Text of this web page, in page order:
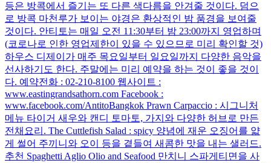
등은 방콕에서 즐기는 또 다른 색다름을 안겨줄 것이다. 덤으
로 방콕 마천루가 보이는 야경은 환상적인 밤 품경을 보여줄
것이다. 안티토는 매일 오전 11:30부터 밤 23:00까지 영업하며
(코로나로 인한 영업제한이 있을 수 있으므로 미리 확인할 것)
하우스 디제이가 매주 목요일부터 일요일까지 다양한 음악을
선사하기도 한다. 주말에는 미리 예약을 하는 것이 좋을 것이
다. 예약전화 : 02-210-8100 웹사이트 :
www.eastingrandsathorn.com Facebook :
www.facebook.com/AntitoBangkok Prawn Carpaccio : 시그니처
메뉴 타이거 새우와 캔디 토마토, 가지와 다양한 허브로 만든
전채요리. The Cuttlefish Salad : spicy 양념에 재운 오징어를 얇
게 썰어 주끼니와 오이 등을 곁들여 새콤한 맛을 내는 샐러드.
추천 Spaghetti Aglio Olio and Seafood 만치니 스파게티면을 사